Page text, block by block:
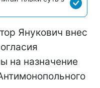
Янукович внес
на назначение